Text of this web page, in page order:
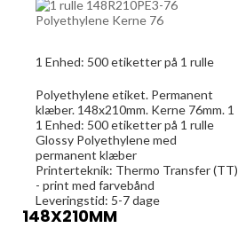
1 Enhed: 500etiketter på 1 rulle
Polyethylene etiket. Permanent
klæber. 148x210mm. Kerne 76mm. 1
1 Enhed: 500etiketter på 1 rulle
Glossy Polyethylene med
permanent klæber
Printerteknik: Thermo Transfer (TT)
- print med farvebånd
Leveringstid: 5-7 dage
148X210MM